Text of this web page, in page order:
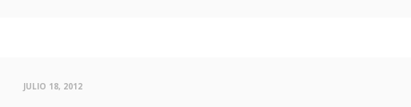
JULIO 18, 2012